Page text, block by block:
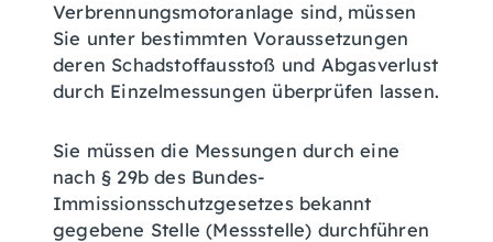
Verbrennungsmotoranlage sind, müssen
Sie unter bestimmten Voraussetzungen
deren Schadstoffausstoß und Abgasverlust
durch Einzelmessungen überprüfen lassen.
Sie müssen die Messungen durch eine
nach § 29b des Bundes-
Immissionsschutzgesetzes bekannt
gegebene Stelle (Messstelle) durchführen